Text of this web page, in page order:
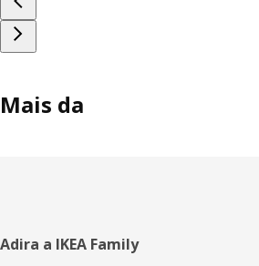
Mais da
Rodapé
Adira a IKEA Family